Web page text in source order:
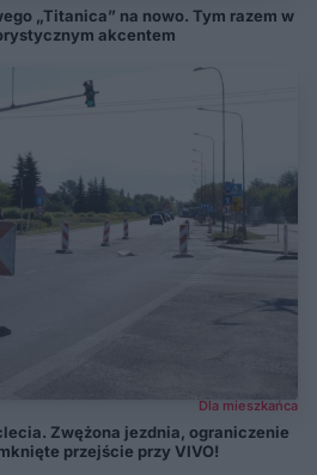
„Titanica” na nowo. Tym razem w
akcentem
Dla mieszkańca
Zwężona jezdnia, ograniczenie
przejście przy VIVO!